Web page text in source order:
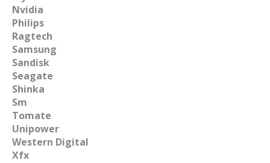
Nvidia
Philips
Ragtech
Samsung
Sandisk
Seagate
Shinka
Sm
Tomate
Unipower
Western Digital
Xfx